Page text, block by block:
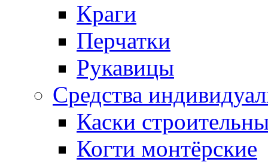
Краги
Перчатки
Рукавицы
Средства
Каски
Когти монтёрские